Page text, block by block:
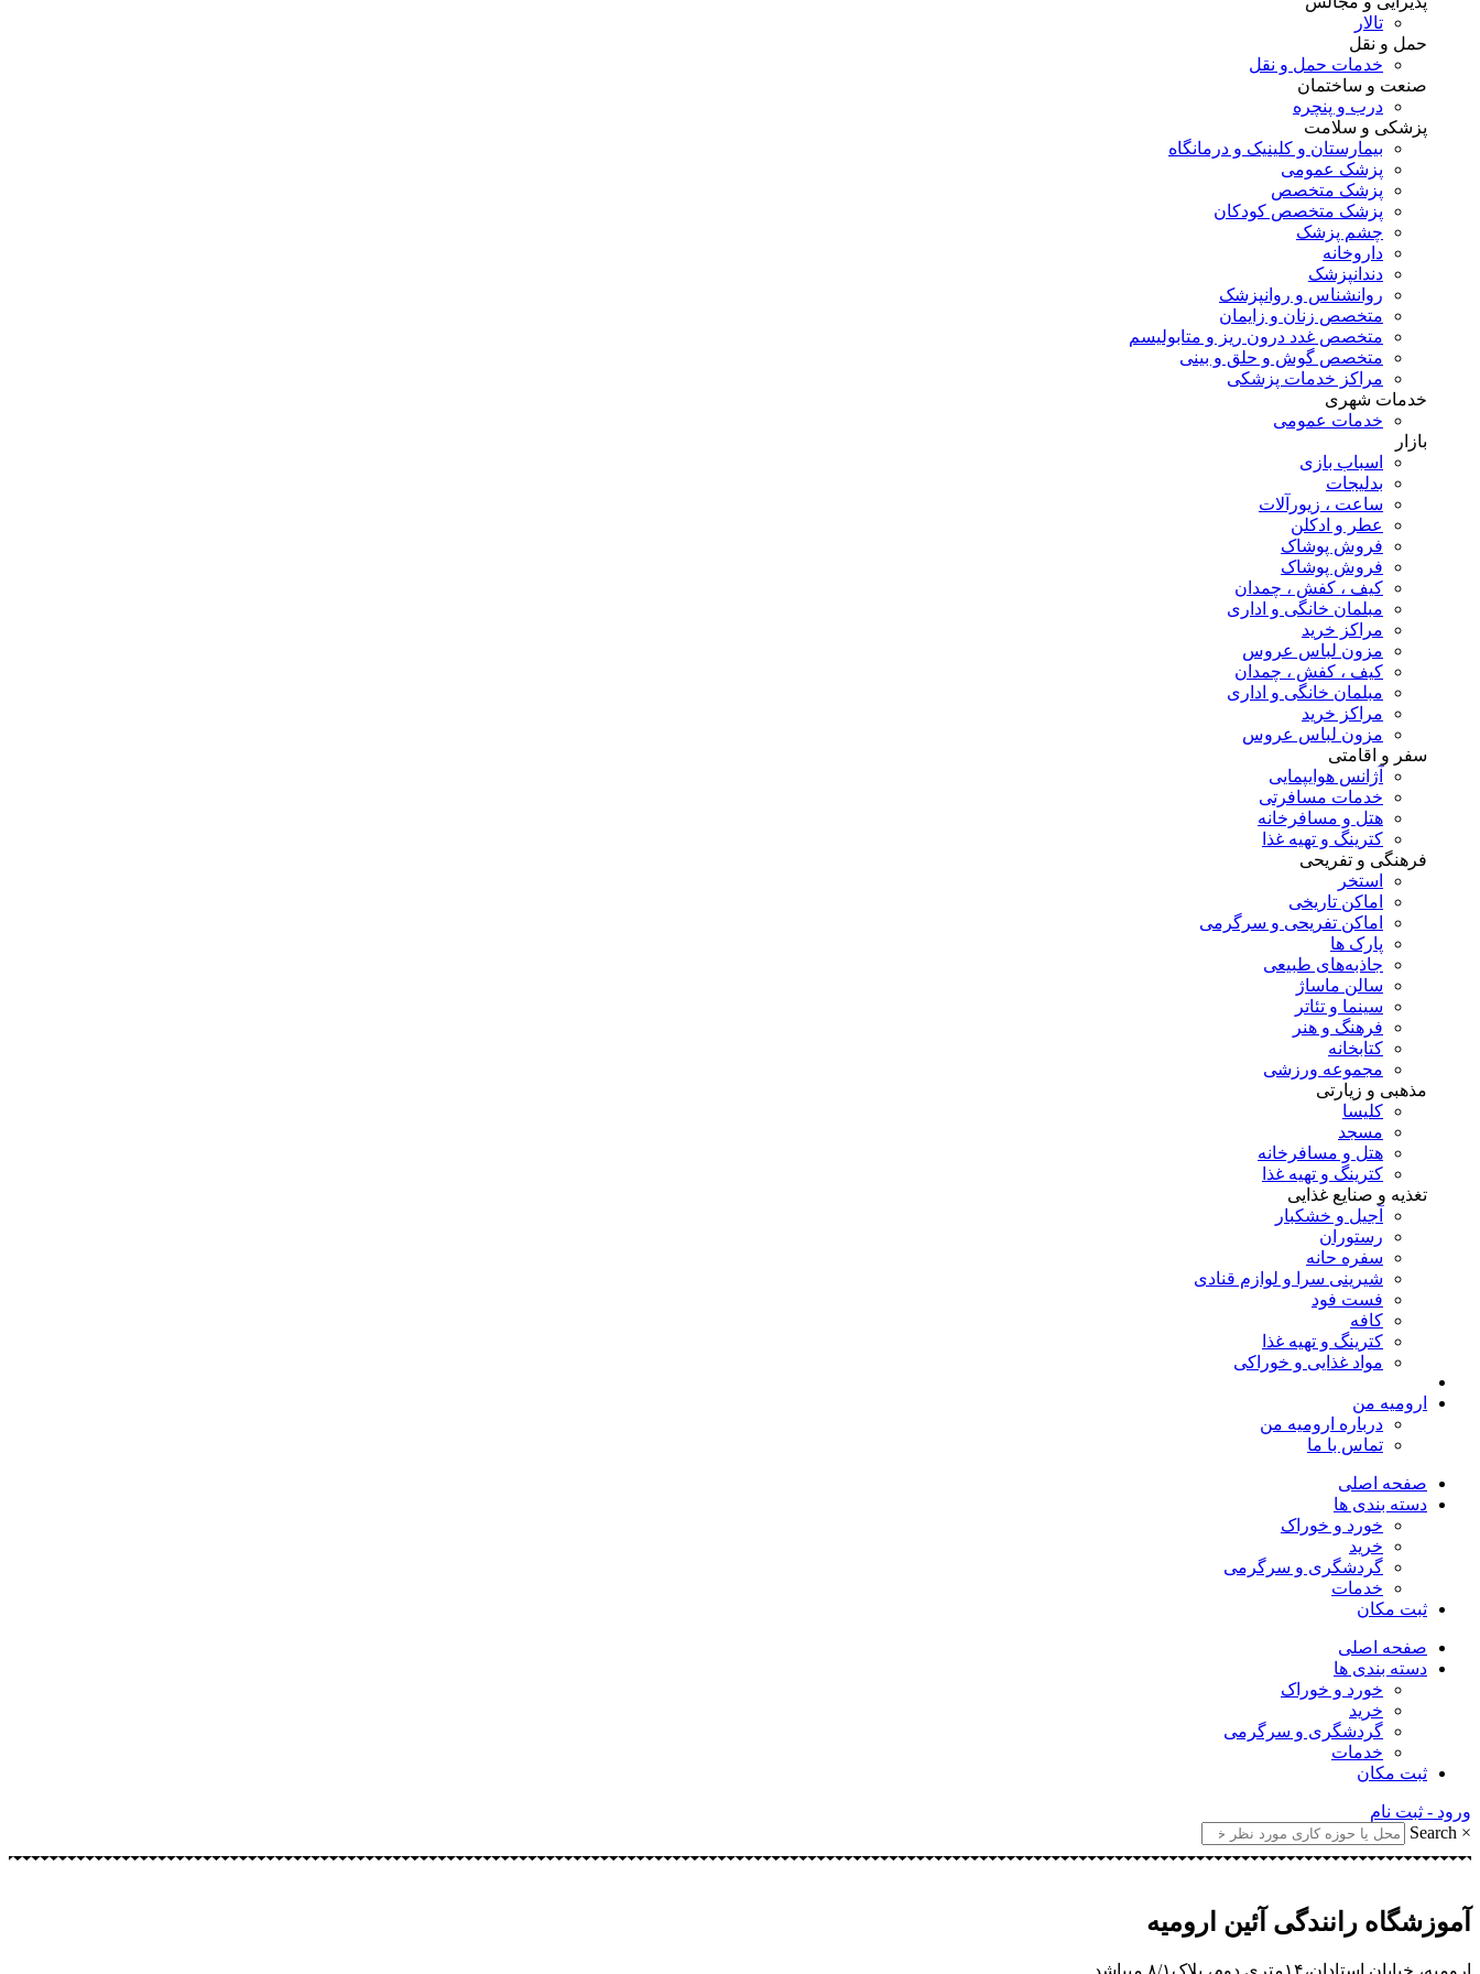
تالار
حمل و نقل
خدمات حمل و نقل
صنعت و ساختمان
درب و پنچره
پزشکی و سلامت
بیمارستان و کلینیک و درمانگاه
پزشک عمومی
پزشک متخصص
پزشک متخصص کودکان
چشم پزشک
داروخانه
دندانپزشک
روانشناس و روانپزشک
متخصص زنان و زایمان
متخصص غدد درون ریز و متابولیسم
متخصص گوش و حلق و بینی
مراکز خدمات پزشکی
خدمات شهری
خدمات عمومی
بازار
اسباب بازی
بدلیجات
ساعت ، زیورآلات
عطر و ادکلن
فروش پوشاک
فروش پوشاک
کیف ، کفش ، چمدان
مبلمان خانگی و اداری
مراکز خرید
مزون لباس عروس
کیف ، کفش ، چمدان
مبلمان خانگی و اداری
مراکز خرید
مزون لباس عروس
سفر و اقامتی
آژانس هوایپمایی
خدمات مسافرتی
هتل و مسافرخانه
کترینگ و تهیه غذا
فرهنگی و تفریحی
استخر
اماکن تاریخی
اماکن تفریحی و سرگرمی
پارک ها
جاذبه‌های طبیعی
سالن ماساژ
سینما و تئاتر
فرهنگ و هنر
کتابخانه
مجموعه ورزشی
مذهبی و زیارتی
کلیسا
مسجد
هتل و مسافرخانه
کترینگ و تهیه غذا
تغذیه و صنایع غذایی
آجیل و خشکبار
رستوران
سفره حانه
شیرینی سرا و لوازم قنادی
فست فود
کافه
کترینگ و تهیه غذا
مواد غذایی و خوراکی
ارومیه من
درباره ارومیه من
تماس با ما
صفحه اصلی
دسته بندی ها
خورد و خوراک
خرید
گردشگری و سرگرمی
خدمات
ثبت مکان
صفحه اصلی
دسته بندی ها
خورد و خوراک
خرید
گردشگری و سرگرمی
خدمات
ثبت مکان
ورود - ثبت نام
×
Search
آموزشگاه رانندگی آئین ارومیه
ارومیه، خیابان استادان،۱۴متری دوم، پلاک۸/۱ میباشد.